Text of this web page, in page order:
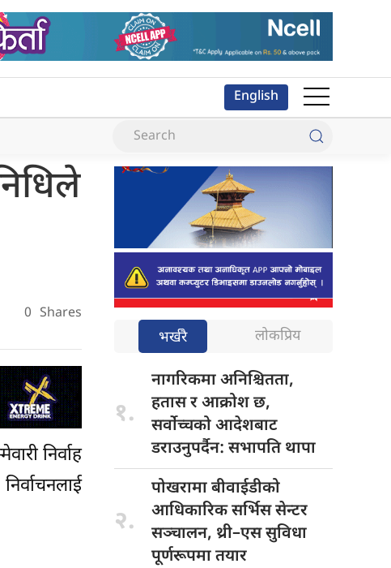
English
0 Shares
निर्वाह
भर्खरै लोकप्रिय
१.
नागरिकमा अनिश्चितता,
हतास र आक्रोश छ,
सर्वोच्चको आदेशबाट
डराउनुपर्दैन: सभापति थापा
२.
पोखरामा बीवाईडीको
आधिकारिक सर्भिस सेन्टर
सञ्चालन, थ्री–एस सुविधा
पूर्णरूपमा तयार